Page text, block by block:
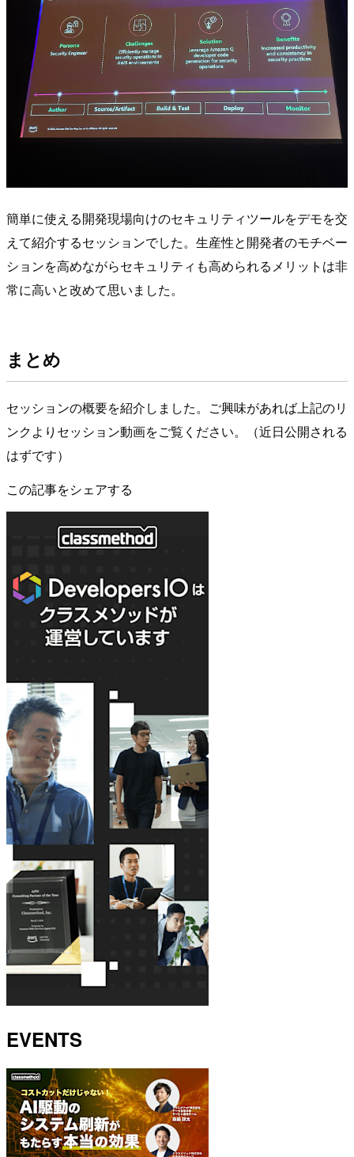
簡単に使える開発現場向けのセキュリティツールをデモを交
えて紹介するセッションでした。生産性と開発者のモチベー
ションを高めながらセキュリティも高められるメリットは非
常に高いと改めて思いました。
まとめ
セッションの概要を紹介しました。ご興味があれば上記のリ
ンクよりセッション動画をご覧ください。（近日公開される
はずです）
この記事をシェアする
EVENTS